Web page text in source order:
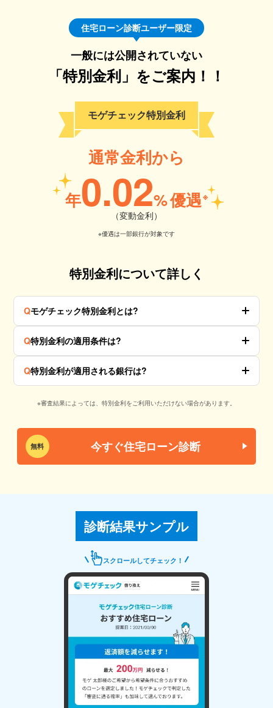
住宅ローン診断ユーザー限定
一般には公開されていない
「特別金利」をご案内！！
モゲチェック特別金利
通常金利から
年0.02%優遇※
（変動金利）
※優遇は一部銀行が対象です
特別金利について詳しく
Qモゲチェック特別金利とは?
Q特別金利の適用条件は?
Q特別金利が適用される銀行は?
※審査結果によっては、特別金利をご利用いただけない場合があります。
無料 今すぐ住宅ローン診断
診断結果サンプル
スクロールしてチェック！